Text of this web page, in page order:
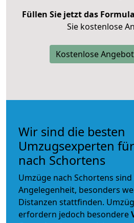
Füllen Sie jetzt das
Sie kostenlose
Kostenlose
Wir sind die besten
Umzugsexperten
nach Schortens
Umzüge nach Schortens
Angelegenheit, besonders
Distanzen stattfinden.
erfordern jedoch besondere